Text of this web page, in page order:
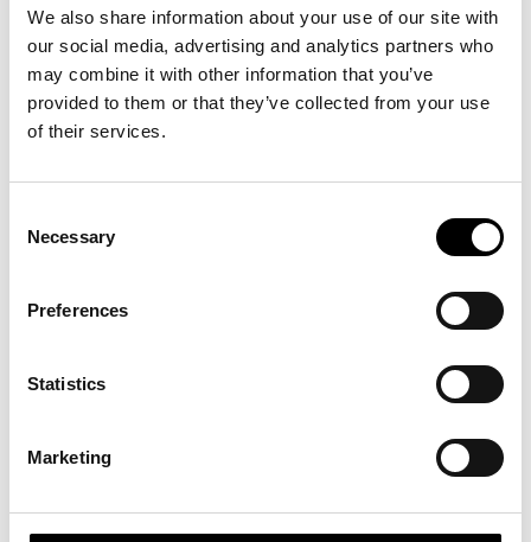
We also share information about your use of our site with
our social media, advertising and analytics partners who
may combine it with other information that you’ve
provided to them or that they’ve collected from your use
of their services.
Selection
Necessary
Preferences
Statistics
Marketing
Sverigebilden är stark men inte självklar
Sverige rankas högt globalt inom demokrati, innovation och stabilitet,
men kännedomen är fortfarande begränsad och påverkbar. Ett starkt och
samlat kommunikationsarbete är därför avgörande, och här bidrar
Sveriges konkurrenskraft bygger på kombinationen av
Den nationella varumärkesstrategin visar att helheten skapar förtroende